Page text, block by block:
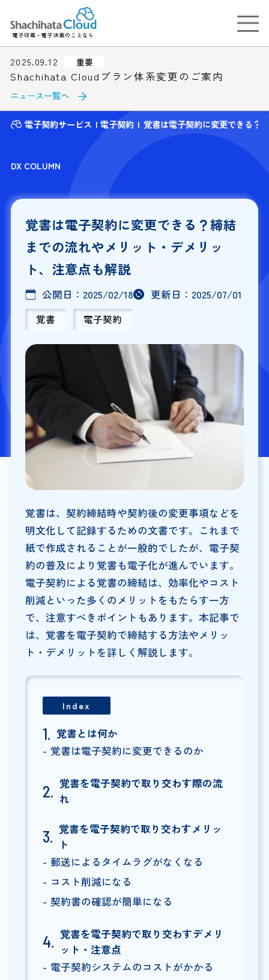
電子印鑑・電子決裁のことなら
2025.09.12 重要
Shachihata Cloudプラン体系変更のご案内
ニュース一覧へ
電子契約サービス 電子契約 覚書は電子契約に変更できる？
DX COLUMN
覚書は電子契約に変更できる？締結
までの流れやメリット・デメリッ
ト、注意点も解説
公開日： 2025/02/18 更新日： 2025/07/01
覚書 電子契約
覚書は、契約締結時や契約後の変更事項などを
明文化して記録するための文書です。これまで
紙で作成されることが一般的でしたが、電子契
約の普及により覚書も電子化が進んでいます。
電子契約による覚書の締結は、効率化やコスト
削減といった多くのメリットをもたらす一方
で、注意すべきポイントもあります。本記事で
は、覚書を電子契約で締結する方法やメリッ
ト・デメリットを詳しく解説します。
Index
覚書とは何か
覚書は電子契約に変更できるのか
覚書を電子契約で取り交わす際の流
れ
覚書を電子契約で取り交わすメリッ
ト
郵送によるタイムラグがなくなる
コスト削減になる
契約書の確認が簡単になる
覚書を電子契約で取り交わすデメリ
ット・注意点
電子契約システムのコストがかかる